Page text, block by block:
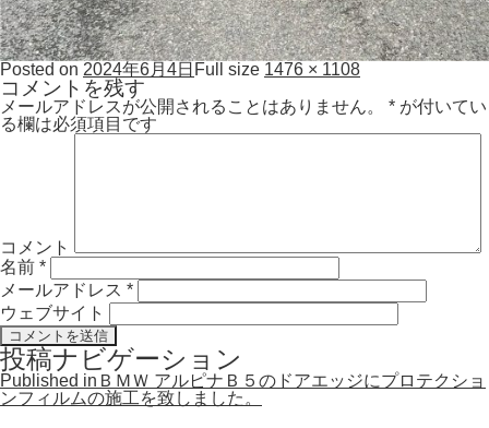
Posted on 2024年6月4日 Full size 1476 × 1108
コメントを残す
メールアドレスが公開されることはありません。 * が付いてい
る欄は必須項目です
コメント
名前 *
メールアドレス *
ウェブサイト
投稿ナビゲーション
Published in ＢＭＷ アルピナＢ５のドアエッジにプロテクショ
ンフィルムの施工を致しました。